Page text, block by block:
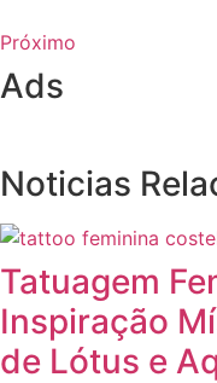
Próximo
Ads
Noticias
Tatuagem
Inspiração
de Lótus e